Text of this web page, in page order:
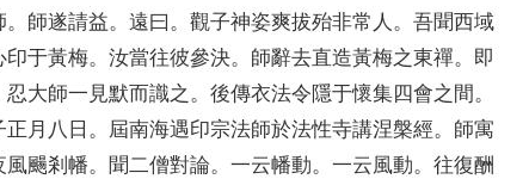
。 師遂請益。 遠曰 。 觀子神姿爽拔殆非常人 。 吾聞西域
印于黃梅。 汝當往彼參決。 師辭去直造黃梅之東禪。 即
忍大師一見默而識之。 後傳衣法令隱于懷集四會之間。
正月八日 。 屆南海遇印宗法師於法性寺講涅槃經。 師寓
風颺剎幡。 聞二僧對論。 一云幡動。 一云風動。 往復酬